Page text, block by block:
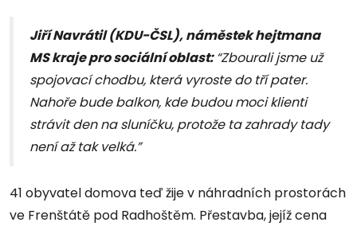
Jiří Navrátil (KDU-ČSL), náměstek hejtmana
MS kraje pro sociální oblast:“Zbourali jsme už
spojovací chodbu, která vyroste do tří pater.
Nahoře bude balkon, kde budou moci klienti
strávit den na sluníčku, protože ta zahrady tady
není až tak velká.”
41 obyvatel domova teď žije v náhradních prostorách
ve Frenštátě pod Radhoštěm. Přestavba, jejíž cena